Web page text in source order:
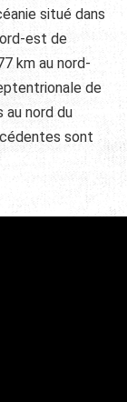
situé dans
est de
km au nord-
de
au nord du
sont